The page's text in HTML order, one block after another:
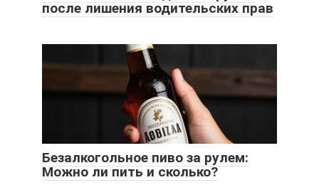
после лишения водительских прав
Безалкогольное пиво за рулем:
Можно ли пить и сколько?